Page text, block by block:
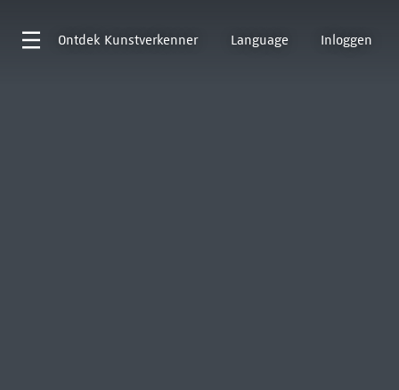
Ontdek Kunstverkenner Language Inloggen